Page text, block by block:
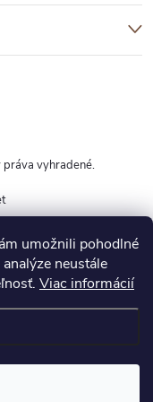
umožnili pohodlné
neustále
Viac informácií
Platí pri
práva vyhradené.